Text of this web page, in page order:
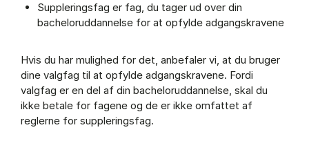
Suppleringsfag er fag, du tager ud over din
bacheloruddannelse for at opfylde adgangskravene
Hvis du har mulighed for det, anbefaler vi, at du bruger
dine valgfag til at opfylde adgangskravene. Fordi
valgfag er en del af din bacheloruddannelse, skal du
ikke betale for fagene og de er ikke omfattet af
reglerne for suppleringsfag.